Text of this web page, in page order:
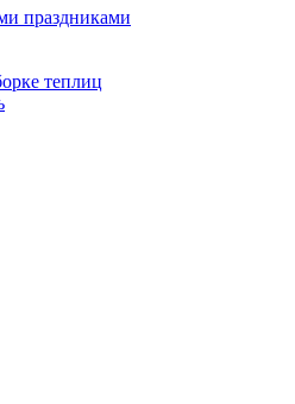
праздниками
теплиц